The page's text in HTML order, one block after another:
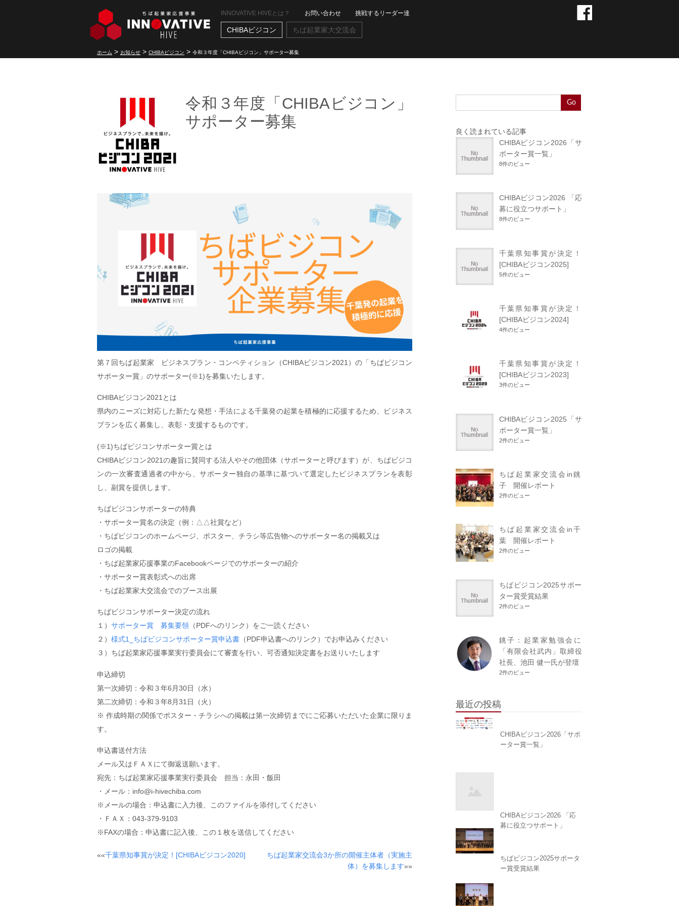
INNOVATIVE HIVEとは？ お問い合わせ 挑戦するリーダー達
CHIBAビジコン ちば起業家大交流会
ホーム > お知らせ > CHIBAビジコン > 令和３年度「CHIBAビジコン」サポーター募集
令和３年度「CHIBAビジコン」
サポーター募集
第７回ちば起業家 ビジネスプラン・コンペティション（CHIBAビジコン2021）の「ちばビジコン
サポーター賞」のサポーター(※1)を募集いたします。
CHIBAビジコン2021とは
県内のニーズに対応した新たな発想・手法による千葉発の起業を積極的に応援するため、ビジネス
プランを広く募集し、表彰・支援するものです。
(※1)ちばビジコンサポーター賞とは
CHIBAビジコン2021の趣旨に賛同する法人やその他団体（サポーターと呼びます）が、ちばビジコ
ンの一次審査通過者の中から、サポーター独自の基準に基づいて選定したビジネスプランを表彰
し、副賞を提供します。
ちばビジコンサポーターの特典
・サポーター賞名の決定（例：△△社賞など）
・ちばビジコンのホームページ、ポスター、チラシ等広告物へのサポーター名の掲載又は
ロゴの掲載
・ちば起業家応援事業のFacebookページでのサポーターの紹介
・サポーター賞表彰式への出席
・ちば起業家大交流会でのブース出展
ちばビジコンサポーター決定の流れ
１） サポーター賞 募集要領 （PDFへのリンク）をご一読ください
２） 様式1_ちばビジコンサポーター賞申込書 （PDF申込書へのリンク）でお申込みください
３）ちば起業家応援事業実行委員会にて審査を行い、可否通知決定書をお送りいたします
申込締切
第一次締切：令和３年6月30日（水）
第二次締切：令和３年8月31日（火）
※ 作成時期の関係でポスター・チラシへの掲載は第一次締切までにご応募いただいた企業に限りま
す。
申込書送付方法
メール又はＦＡＸにて御返送願います。
宛先：ちば起業家応援事業実行委員会 担当：永田・飯田
・メール：info@i-hivechiba.com
※メールの場合：申込書に入力後、このファイルを添付してください
・ＦＡＸ：043-379-9103
※FAXの場合：申込書に記入後、この１枚を送信してください
Post
««千葉県知事賞が決定！[CHIBAビジコン2020]
ちば起業家交流会3か所の開催主体者（実施主
体）を募集します»»
Go
良く読まれている記事
CHIBAビジコン2026「サ
ポーター賞一覧」
8件のビュー
CHIBAビジコン2026 「応
募に役立つサポート」
8件のビュー
千葉県知事賞が決定！
[CHIBAビジコン2025]
5件のビュー
千葉県知事賞が決定！
[CHIBAビジコン2024]
4件のビュー
千葉県知事賞が決定！
[CHIBAビジコン2023]
3件のビュー
CHIBAビジコン2025「サ
ポーター賞一覧」
2件のビュー
ちば起業家交流会in銚
子 開催レポート
2件のビュー
ちば起業家交流会in千
葉 開催レポート
2件のビュー
ちばビジコン2025サポー
ター賞受賞結果
2件のビュー
銚子：起業家勉強会に
「有限会社武内」取締役
社長、池田 健一氏が登壇
2件のビュー
最近の投稿
CHIBAビジコン2026「サポ
ーター賞一覧」
CHIBAビジコン2026 「応
募に役立つサポート」
ちばビジコン2025サポータ
ー賞受賞結果